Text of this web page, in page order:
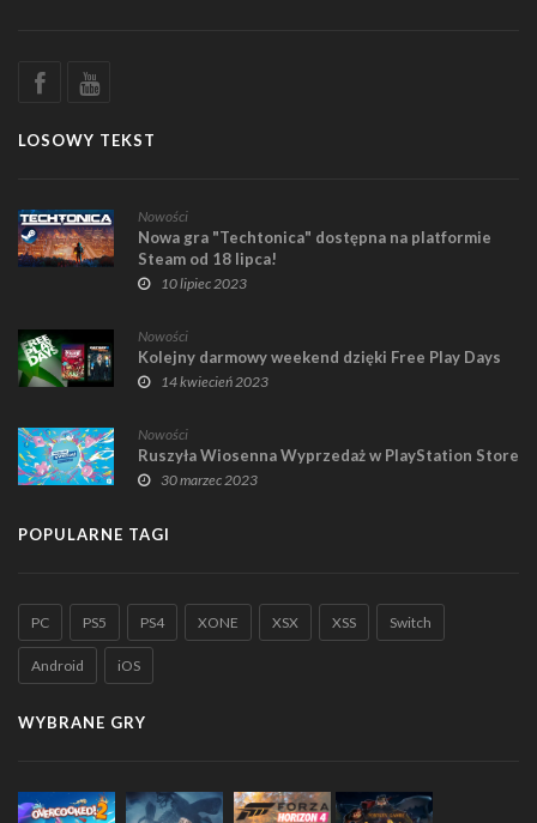
LOSOWY TEKST
Nowości
Nowa gra "Techtonica" dostępna na platformie
Steam od 18 lipca!
10 lipiec 2023
Nowości
Kolejny darmowy weekend dzięki Free Play Days
14 kwiecień 2023
Nowości
Ruszyła Wiosenna Wyprzedaż w PlayStation Store
30 marzec 2023
POPULARNE TAGI
PC PS5 PS4 XONE XSX XSS Switch
Android iOS
WYBRANE GRY